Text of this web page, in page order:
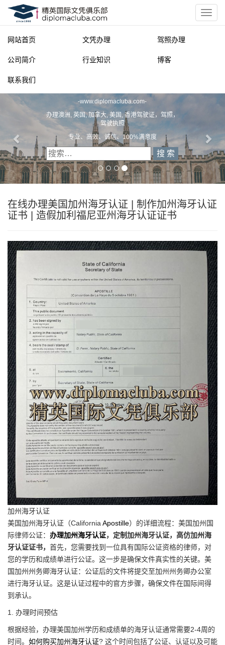
网站首页 文凭办理 驾照办理
公司简介 行业知识 博客
联系我们
-www.diplomacluba.com-
办理澳洲, 英国, 加拿大, 美国, 香港驾驶证，驾照，
驾驶执照
专业、高效、诚信、100%满意度
在线办理美国加州海牙认证 | 制作加州海牙认证
证书 | 造假加利福尼亚州海牙认证证书
加州海牙认证
美国加州海牙认证（California Apostille）的详细流程：美国加州国
际律师公证： 办理加州海牙认证，定制加州海牙认证，高仿加州海
牙认证证书， 首先，您需要找到一位具有国际公证资格的律师，对
您的学历和成绩单进行公证。这一步是确保文件真实性的关键。美
国加州州务卿海牙认证：公证后的文件将提交至加州州务卿办公室
进行海牙认证。这是认证过程中的官方步骤，确保文件在国际间得
到承认。
1. 办理时间预估
根据经验，办理美国加州学历和成绩单的海牙认证通常需要2-4周的
时间。 如何购买加州海牙认证? 这个时间包括了公证、认证以及可能